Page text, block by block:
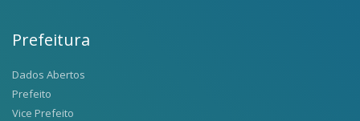
Prefeitura
Dados Abertos
Prefeito
Vice Prefeito